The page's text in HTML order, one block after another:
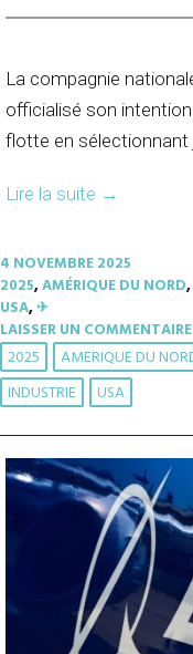
La compagnie
officialisé son
flotte en sélectionnant
Lire la suite →
4 NOVEMBRE 2025
2025,AMÉRIQUE DU NORD,
USA,✈︎
LAISSER UN COMMENTAIRE
2025 AMERIQUE DU
INDUSTRIE
USA